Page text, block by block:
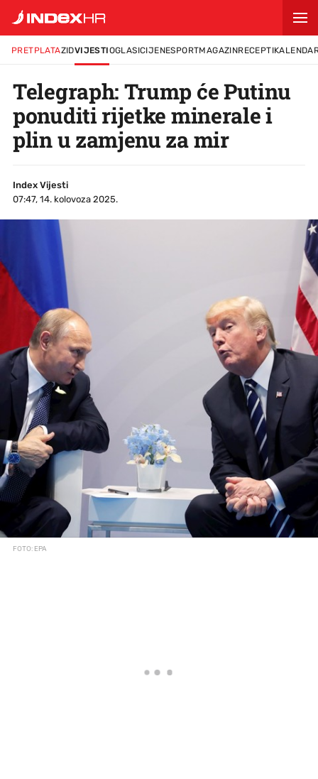
PRETPLATAZIDVIJESTIOGLASICIJENESPORTMAGAZINRECEPTI
Telegraph: Trump će Putinu
ponuditi rijetke minerale i
plin u zamjenu za mir
Index Vijesti
07:47, 14. kolovoza 2025.
FOTO: EPA